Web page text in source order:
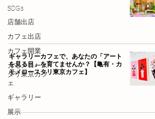
SDGs
店舗出店
カフェ出店
カフェ開業
カモメロース
タリ東京カフ
ェ
ギャラリー
展示
ギャラリーカフェで、あなたの「アート
を見る目」を育てませんか？【亀有・カ
モメロースタリ東京カフェ】